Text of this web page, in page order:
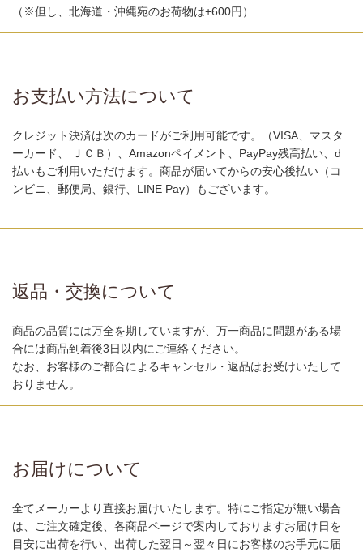
（※但し、北海道・沖縄宛のお荷物は+600円）
お支払い方法について
クレジット決済は次のカードがご利用可能です。（VISA、マスタ
ーカード、 ＪＣＢ）、Amazonペイメント、PayPay残高払い、d
払いもご利用いただけます。商品が届いてからの安心後払い（コ
ンビニ、郵便局、銀行、LINE Pay）もございます。
返品・交換について
商品の品質には万全を期していますが、万一商品に問題がある場
合には商品到着後3日以内にご連絡ください。
なお、お客様のご都合によるキャンセル・返品はお受けいたして
おりません。
お届けについて
全てメーカーより直接お届けいたします。特にご指定が無い場合
は、ご注文確定後、各商品ページで案内しておりますお届け日を
目安に出荷を行い、出荷した翌日～翌々日にお客様のお手元に届